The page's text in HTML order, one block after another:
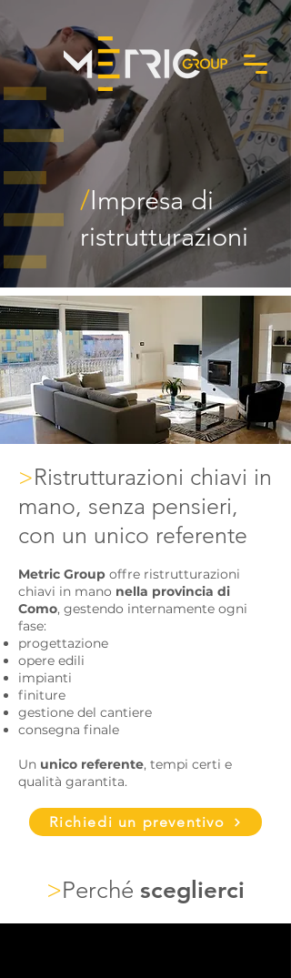
Richiedi un preventivo
/Impresa di
ristrutturazioni
>Ristrutturazioni chiavi in
mano, senza pensieri,
con un unico referente
Metric Group offre ristrutturazioni
chiavi in mano nella provincia di
Como, gestendo internamente ogni
fase:
progettazione
opere edili
impianti
finiture
gestione del cantiere
consegna finale
Un unico referente, tempi certi e
qualità garantita.
Richiedi un preventivo
>Perché sceglierci